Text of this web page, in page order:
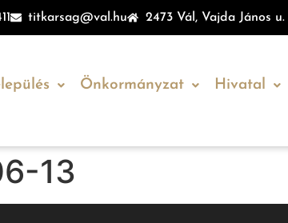
titkarsag@val.hu 2473 Vál, Vajda János u.
Önkormányzat Hivatal
13